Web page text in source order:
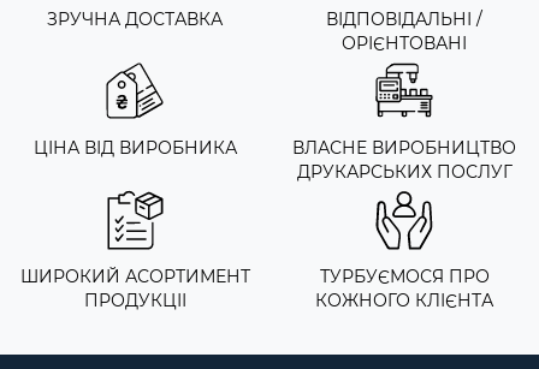
ЗРУЧНА ДОСТАВКА
ВІДПОВІДАЛЬНІ /
ОРІЄНТОВАНІ
ЦІНА ВІД ВИРОБНИКА
ВЛАСНЕ ВИРОБНИЦТВО
ДРУКАРСЬКИХ ПОСЛУГ
ШИРОКИЙ АСОРТИМЕНТ
ПРОДУКЦІІ
ТУРБУЄМОСЯ ПРО
КОЖНОГО КЛІЄНТА